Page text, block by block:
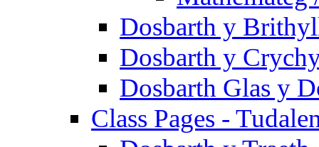
Dosbarth y
Dosbarth y
Dosbarth Glas y
Class Pages -